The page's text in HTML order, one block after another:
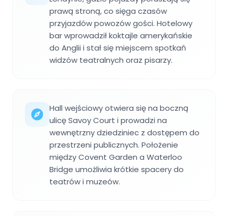
prawą stroną, co sięga czasów
przyjazdów powozów gości. Hotelowy
bar wprowadził koktajle amerykańskie
do Anglii i stał się miejscem spotkań
widzów teatralnych oraz pisarzy.
Hall wejściowy otwiera się na boczną
ulicę Savoy Court i prowadzi na
wewnętrzny dziedziniec z dostępem do
przestrzeni publicznych. Położenie
między Covent Garden a Waterloo
Bridge umożliwia krótkie spacery do
teatrów i muzeów.